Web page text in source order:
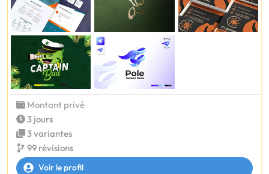
Montant privé
3 jours
3 variantes
99 révisions
Voir le profil